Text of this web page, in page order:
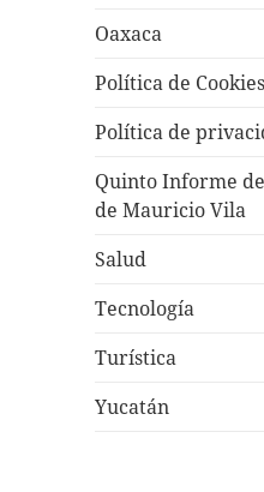
Oaxaca
Política de Cookies
Política de
Quinto Informe
de Mauricio Vila
Salud
Tecnología
Turística
Yucatán